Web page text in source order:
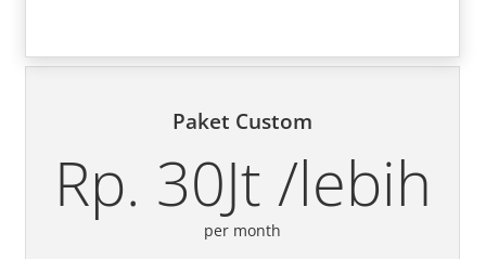
Paket Custom
Rp. 30Jt /lebih
per month